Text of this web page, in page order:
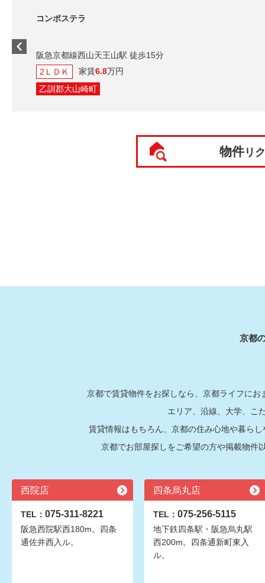
コンポステラ
阪急京都線西山天王山駅 徒歩15分
2ＬＤＫ
家賃6.8万円
乙訓郡大山崎町
物件リ
京都
京都で賃貸物件をお探しなら、京都ライフに
エリア、沿線、大学、こ
賃貸情報はもちろん、京都の住み心地や暮ら
京都でお部屋探しをご希望の方や掲載物件
西院店
TEL： 075-311-8221
阪急西院駅西180m。四条
通佐井西入ル。
四条烏丸店
TEL： 075-256-5115
地下鉄四条駅・阪急烏丸駅
西200m。四条通新町東入
ル。